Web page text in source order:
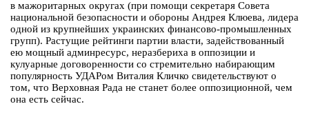
в мажоритарных округах (при помощи секретаря Совета
национальной безопасности и обороны Андрея Клюева, лидера
одной из крупнейших украинских финансово-промышленных
групп). Растущие рейтинги партии власти, задействованный
ею мощный админресурс, неразбериха в оппозиции и
кулуарные договоренности со стремительно набирающим
популярность УДАРом Виталия Кличко свидетельствуют о
том, что Верховная Рада не станет более оппозиционной, чем
она есть сейчас.